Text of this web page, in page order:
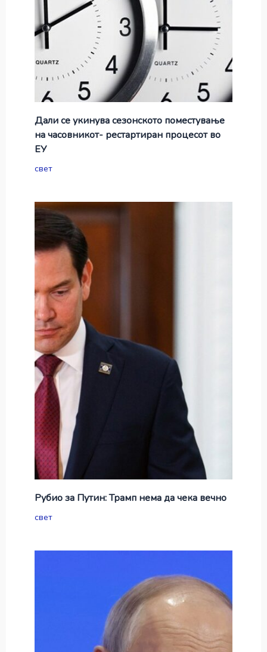
Дали се укинува сезонското поместување
на часовникот- рестартиран процесот во
ЕУ
свет
Рубио за Путин: Трамп нема да чека вечно
свет